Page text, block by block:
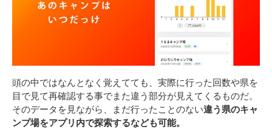
頭の中ではなんとなく覚えてても、実際に行った回数や県を
目で見て再確認する事でまた違う部分が見えてくるものだ。
そのデータを見ながら、まだ行ったことのない違う県のキャ
ンプ場をアプリ内で探索するなども可能。